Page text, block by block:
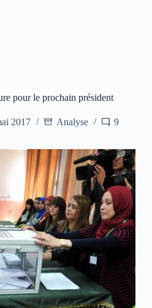
pour le prochain président
2017 Analyse 9